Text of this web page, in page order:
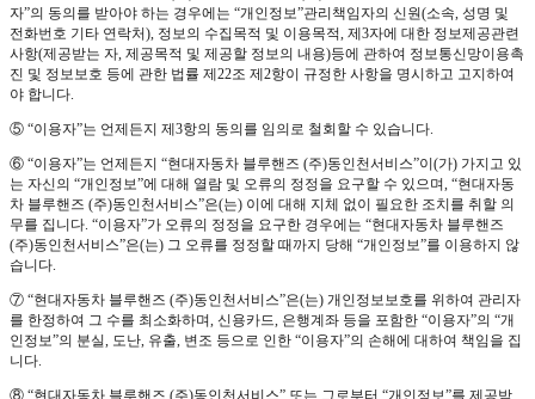
자”의 동의를 받아야 하는 경우에는 “개인정보”관리책임자의 신원(소속, 성명 및
전화번호 기타 연락처), 정보의 수집목적 및 이용목적, 제3자에 대한 정보제공관련
사항(제공받는 자, 제공목적 및 제공할 정보의 내용)등에 관하여 정보통신망이용촉
진 및 정보보호 등에 관한 법률 제22조 제2항이 규정한 사항을 명시하고 고지하여
야 합니다.
⑤ “이용자”는 언제든지 제3항의 동의를 임의로 철회할 수 있습니다.
⑥ “이용자”는 언제든지 “현대자동차 블루핸즈 (주)동인천서비스”이(가) 가지고 있
는 자신의 “개인정보”에 대해 열람 및 오류의 정정을 요구할 수 있으며, “현대자동
차 블루핸즈 (주)동인천서비스”은(는) 이에 대해 지체 없이 필요한 조치를 취할 의
무를 집니다. “이용자”가 오류의 정정을 요구한 경우에는 “현대자동차 블루핸즈
(주)동인천서비스”은(는) 그 오류를 정정할 때까지 당해 “개인정보”를 이용하지 않
습니다.
⑦ “현대자동차 블루핸즈 (주)동인천서비스”은(는) 개인정보보호를 위하여 관리자
를 한정하여 그 수를 최소화하며, 신용카드, 은행계좌 등을 포함한 “이용자”의 “개
인정보”의 분실, 도난, 유출, 변조 등으로 인한 “이용자”의 손해에 대하여 책임을 집
니다.
⑧ “현대자동차 블루핸즈 (주)동인천서비스” 또는 그로부터 “개인정보”를 제공받